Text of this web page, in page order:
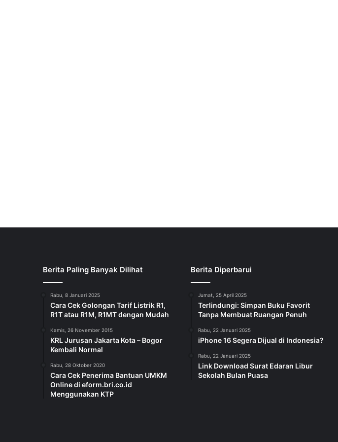
Berita Paling Banyak Dilihat
Rabu, 8 Januari 2025
Cara Cek Golongan Tarif Listrik R1,
R1T atau R1M, R1MT dengan Mudah
Kamis, 26 November 2015
KRL Jurusan Jakarta Kota – Bogor
Kembali Normal
Rabu, 28 Oktober 2020
Cara Cek Penerima Bantuan UMKM
Online di eform.bri.co.id
Menggunakan KTP
Berita Diperbarui
Jumat, 25 April 2025
Terlindungi: Simpan Buku Favorit
Tanpa Membuat Ruangan Penuh
Rabu, 22 Januari 2025
iPhone 16 Segera Dijual di Indonesia?
Rabu, 22 Januari 2025
Link Download Surat Edaran Libur
Sekolah Bulan Puasa